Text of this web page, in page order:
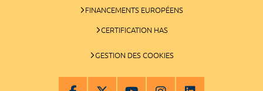
FINANCEMENTS EUROPÉENS
CERTIFICATION HAS
GESTION DES COOKIES